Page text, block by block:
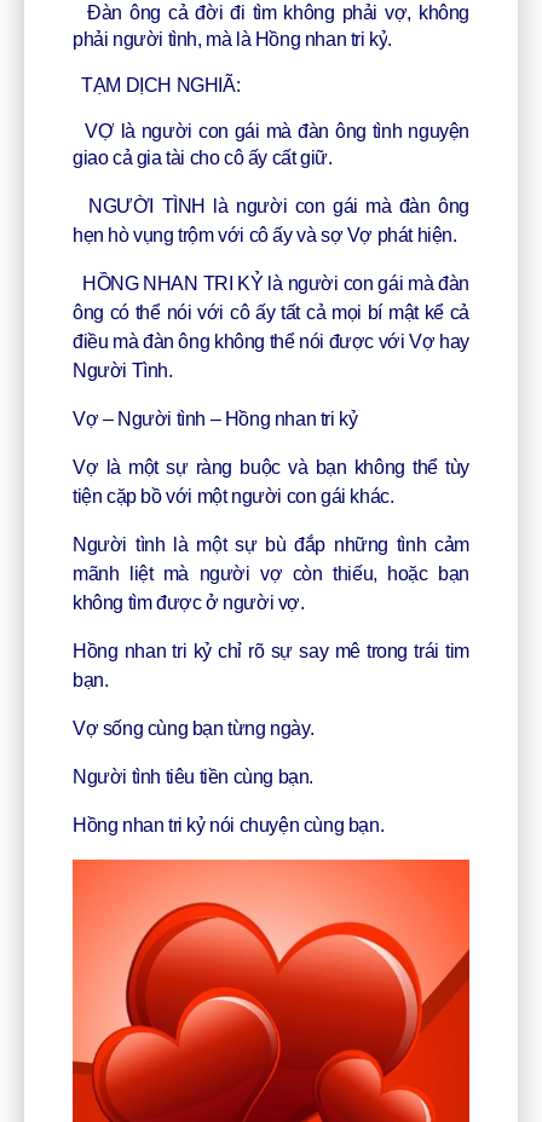
Đàn ông cả đời đi tìm không phải vợ, không
phải người tình, mà là Hồng nhan tri kỷ.
TẠM DỊCH NGHIÃ:
VỢ là người con gái mà đàn ông tình nguyện
giao cả gia tài cho cô ấy cất giữ.
NGƯỜI TÌNH
là người con gái mà đàn ông
hẹn hò vụng trộm với cô ấy và sợ Vợ phát hiện.
HỒNG NHAN TRI KỶ là người con gái mà đàn
ông có thể nói với cô ấy tất cả mọi bí mật kể cả
điều mà đàn ông không thể nói được với Vợ hay
Người Tình.
Vợ – Người tình – Hồng nhan tri kỷ
Vợ là một sự ràng buộc và bạn không thể tùy
tiện cặp bồ với một người con gái khác.
Người tình là một sự bù đắp những tình cảm
mãnh liệt mà người vợ còn thiếu, hoặc bạn
không tìm được ở người vợ.
Hồng nhan tri kỷ chỉ rõ sự say mê trong trái tim
bạn.
Vợ sống cùng bạn từng ngày.
Người tình tiêu tiền cùng bạn.
Hồng nhan tri kỷ nói chuyện cùng bạn.